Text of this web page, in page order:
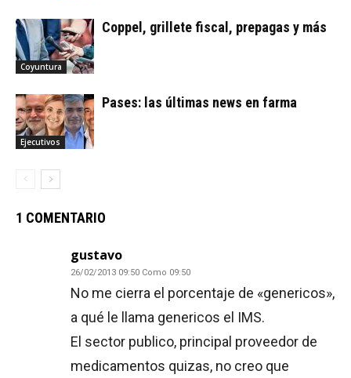
Coyuntura
Coppel, grillete fiscal, prepagas y más
Ejecutivos
Pases: las últimas news en farma
1 COMENTARIO
gustavo
26/02/2013 09:50 Como 09:50
No me cierra el porcentaje de «genericos»,
a qué le llama genericos el IMS.
El sector publico, principal proveedor de
medicamentos quizas, no creo que